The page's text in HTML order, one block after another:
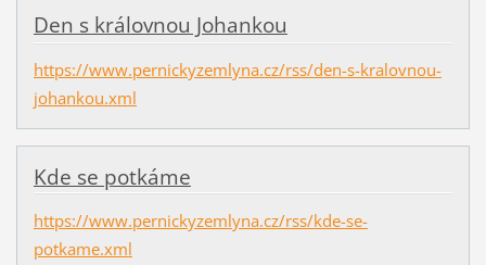
Den s královnou Johankou
https://www.pernickyzemlyna.cz/rss/den-s-kralovnou-
johankou.xml
Kde se potkáme
https://www.pernickyzemlyna.cz/rss/kde-se-
potkame.xml